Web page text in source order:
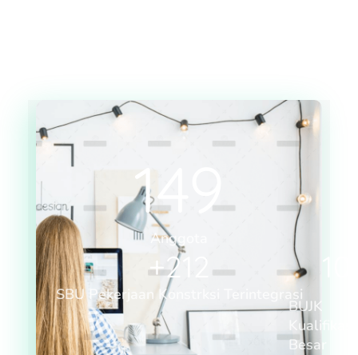
Anggota
149
SBU Pekerjaan Konstrksi Terintegrasi
+212
BUJK
Kualifikasi
Besar